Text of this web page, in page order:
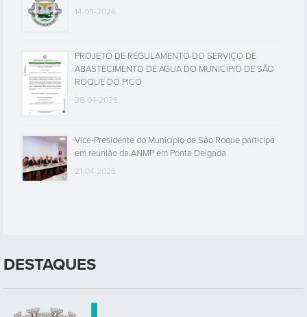
14-05-2026
PROJETO DE REGULAMENTO DO SERVIÇO DE
ABASTECIMENTO DE ÁGUA DO MUNICÍPIO DE SÃO
ROQUE DO PICO
28-04-2026
Vice-Presidente do Município de São Roque participa
em reunião da ANMP em Ponta Delgada
21-04-2026
DESTAQUES